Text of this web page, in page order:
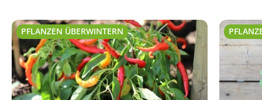
PFLANZEN ÜBERWINTERN